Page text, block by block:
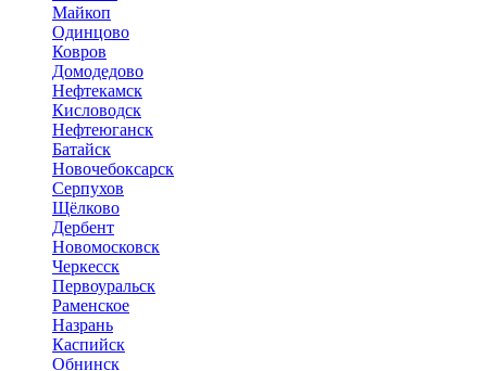
Майкоп
Одинцово
Ковров
Домодедово
Нефтекамск
Кисловодск
Нефтеюганск
Батайск
Новочебоксарск
Серпухов
Щёлково
Дербент
Новомосковск
Черкесск
Первоуральск
Раменское
Назрань
Каспийск
Обнинск